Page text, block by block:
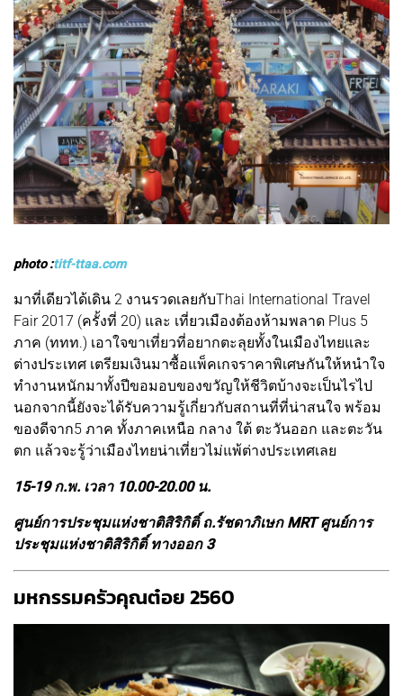
photo :titf-ttaa.com
มาที่เดียวได้เดิน 2 งานรวดเลยกับThai International Travel
Fair 2017 (ครั้งที่ 20) และ เที่ยวเมืองต้องห้ามพลาด Plus 5
ภาค (ททท.) เอาใจขาเที่ยวที่อยากตะลุยทั้งในเมืองไทยและ
ต่างประเทศ เตรียมเงินมาซื้อแพ็คเกจราคาพิเศษกันให้หนำใจ
ทำงานหนักมาทั้งปีขอมอบของขวัญให้ชีวิตบ้างจะเป็นไรไป
นอกจากนี้ยังจะได้รับความรู้เกี่ยวกับสถานที่ที่น่าสนใจ พร้อม
ของดีจาก5 ภาค ทั้งภาคเหนือ กลาง ใต้ ตะวันออก และตะวัน
ตก แล้วจะรู้ว่าเมืองไทยน่าเที่ยวไม่แพ้ต่างประเทศเลย
15-19 ก.พ. เวลา 10.00-20.00 น.
ศูนย์การประชุมแห่งชาติสิริกิติ์ ถ.รัชดาภิเษก MRT ศูนย์การ
ประชุมแห่งชาติสิริกิติ์ ทางออก 3
มหกรรมครัวคุณต๋อย 2560